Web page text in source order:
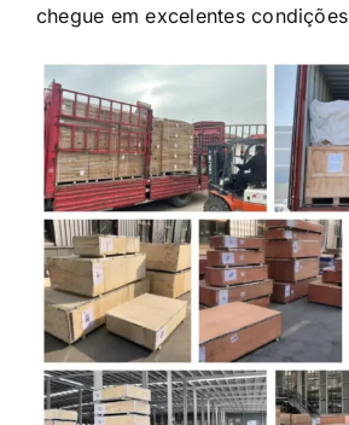
chegue em excelentes condições.